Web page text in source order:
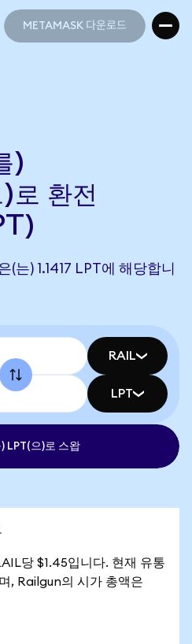
METAMASK 다운로드
)
환전
는) 1.1417 LPT에 해당합니
RAIL
LPT
LPT(으)로 스왑
당 $1.45입니다. 현재 유통
, Railgun의 시가 총액은